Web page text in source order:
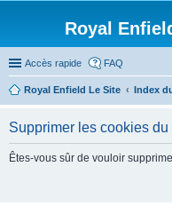
Royal
Accès rapide FAQ
Royal Enfield Le Site
Index
Supprimer les cookies du
Êtes-vous sûr de vouloir